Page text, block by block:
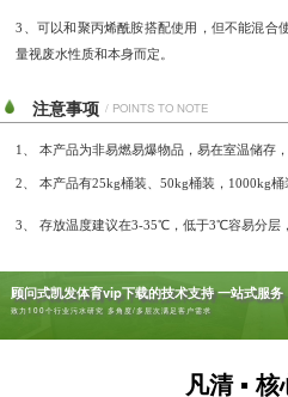
3、可以和聚丙烯酰胺搭配使用，但不能混合
量视废水性质和本身而定。
注意事项 / POINTS TO NOTE
1、 本产品为非易燃易爆物品，易在室温储存，
2、 本产品有25kg桶装、50kg桶装，1000kg桶
3、 存放温度建议在3-35℃，低于3℃容易分层
顾问式凯发体育vip下载的技术支持 一站式服务
致力100个行业污水研究 多角度/多层次满足客户需求
凡清 ▪ 核